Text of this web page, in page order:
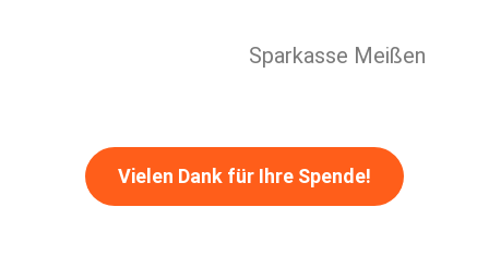
Sparkasse Meißen
Vielen Dank für Ihre Spende!